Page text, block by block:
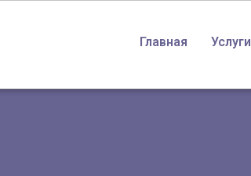
Главная Услуги